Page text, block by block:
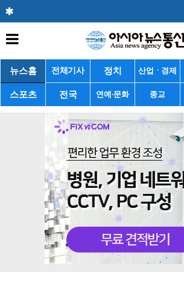
뉴스홈 전체기사 정치 산업ㆍ경제
스포츠 전국 연예·문화 종교